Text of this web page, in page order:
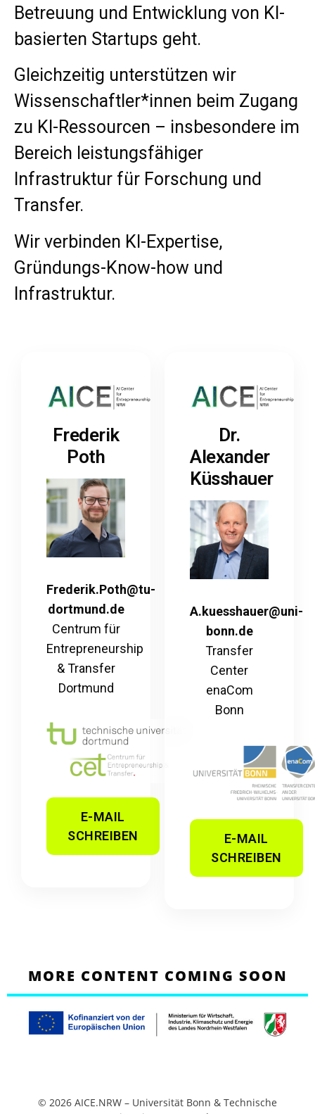
Betreuung und Entwicklung von KI-
basierten Startups geht.
Gleichzeitig unterstützen wir
Wissenschaftler*innen beim Zugang
zu KI-Ressourcen – insbesondere im
Bereich leistungsfähiger
Infrastruktur für Forschung und
Transfer.
Wir verbinden KI-Expertise,
Gründungs-Know-how und
Infrastruktur.
Frederik
Poth
Frederik.Poth@tu-
dortmund.de
Centrum für
Entrepreneurship
& Transfer
Dortmund
E-MAIL
SCHREIBEN
Dr.
Alexander
Küsshauer
A.kuesshauer@uni-
bonn.de
Transfer
Center
enaCom
Bonn
E-MAIL
SCHREIBEN
MORE CONTENT COMING SOON
© 2026 AICE.NRW – Universität Bonn & Technische